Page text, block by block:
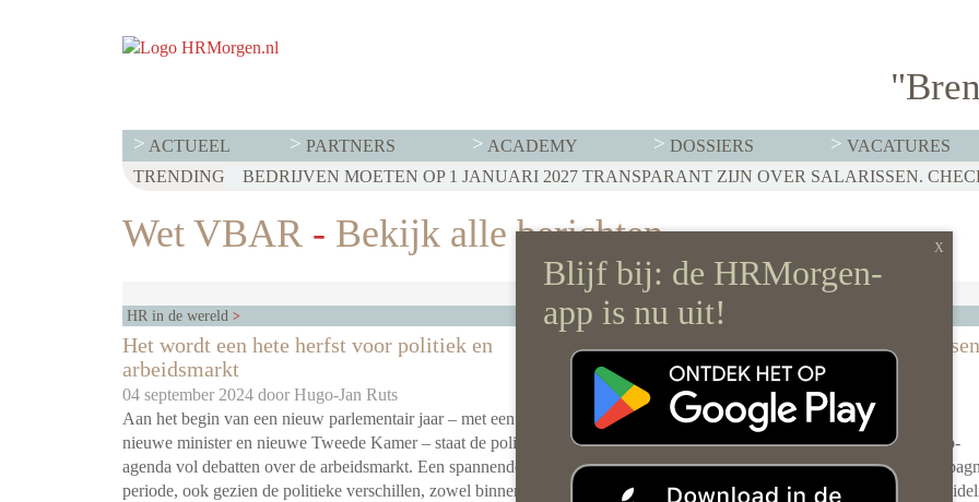
ACTUEEL PARTNERS ACADEMY DOSSIERS
VACATURES
TRENDING
Wet VBAR - Bekijk alle berichten
HR in de wereld
Het wordt een hete herfst voor politiek en
arbeidsmarkt
04 september 2024 door Hugo-Jan Ruts
Aan het begin van een nieuw parlementair jaar – met een
nieuwe minister en nieuwe Tweede Kamer – staat de politieke
agenda vol debatten over de arbeidsmarkt. Een spannende
periode, ook gezien de politieke verschillen, zowel binnen als
HR in de wereld
Zzp-wetgeving in de zorg: balanceren tussen
duidelijkheid en flexibiliteit
24 juli 2024 door
Coralie Elmont
In de zorgsector, die al flink onder druk staat door
personeelstekorten en veranderingen, is duidelijke zzp-
wetgeving hard nodig, stelt Coralie Elmont van
De laatste tijd is er veel gebeurd op dit gebied, wat